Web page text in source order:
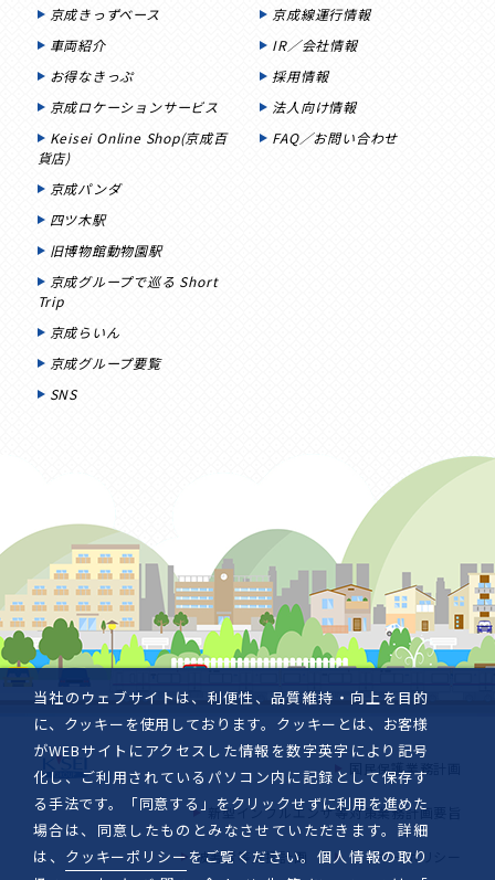
京成きっずベース
車両紹介
お得なきっぷ
京成ロケーションサービス
Keisei Online Shop(京成百
貨店)
京成パンダ
四ツ木駅
旧博物館動物園駅
京成グループで巡る Short
Trip
京成らいん
京成グループ要覧
SNS
京成線運行情報
IR／会社情報
採用情報
法人向け情報
FAQ／お問い合わせ
国民保護業務計画
新型インフルエンザ等対策業務計画要旨
被害者等支援計画 クッキーポリシー
当社のウェブサイトは、利便性、品質維持・向上を目的
に、クッキーを使用しております。クッキーとは、お客様
がWEBサイトにアクセスした情報を数字英字により記号
化し、ご利用されているパソコン内に記録として保存す
る手法です。「同意する」をクリックせずに利用を進めた
場合は、同意したものとみなさせていただきます。詳細
は、 クッキーポリシー をご覧ください。個人情報の取り